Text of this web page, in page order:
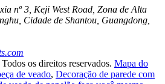
nº 3, Keji West Road, Zona de Alta
Cidade de Shantou, Guangdong,
os direitos reservados. Mapa do
de veado, Decoração de parede com